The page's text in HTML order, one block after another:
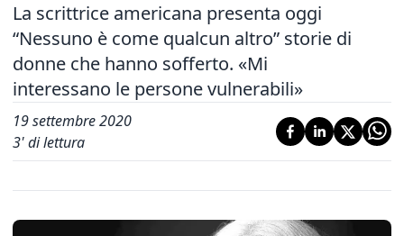
La scrittrice americana presenta oggi
“Nessuno è come qualcun altro” storie di
donne che hanno sofferto. «Mi
interessano le persone vulnerabili»
19 settembre 2020
3' di lettura